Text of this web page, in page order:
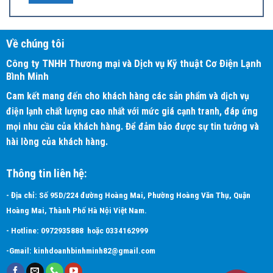
Cánh tản nhiệt dàn nóng được xử lý chống ăn mòn
Để nâng cao độ bền bằng cách cải thiện khả năng chịu đựng ăn
mòn do muối và ô nhiễm không khí, dàn lạnh
hệ thốngđiều hòa Daikinnối ống gió trao đổi nhiệt được xử lý
dàn trao đổi nhiệt tại dàn nóngRNQ30MV1
gió Daikin
Về chúng tôi
Công ty TNHH Thương mại và Dịch vụ Kỹ thuật Cơ Điện Lạnh
Bình Minh
Cam kết mang đến cho khách hàng các sản phẩm và dịch vụ
điện lạnh chất lượng cao nhất với mức giá cạnh tranh, đáp ứng
mọi nhu cầu của khách hàng. Để đảm bảo được sự tin tưởng và
hài lòng của khách hàng.
Thông tin liên hệ:
- Địa chỉ: Số 95D/224 đường Hoàng Mai, Phường Hoàng Văn Thụ, Quận
Hoàng Mai, Thành Phố Hà Nội Việt Nam.
- Hotline: 0972935888hoặc 0334162999
-Gmail: kinhdoanhbinhminh82@gmail.com